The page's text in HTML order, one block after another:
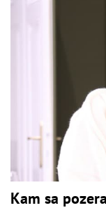
Kam sa